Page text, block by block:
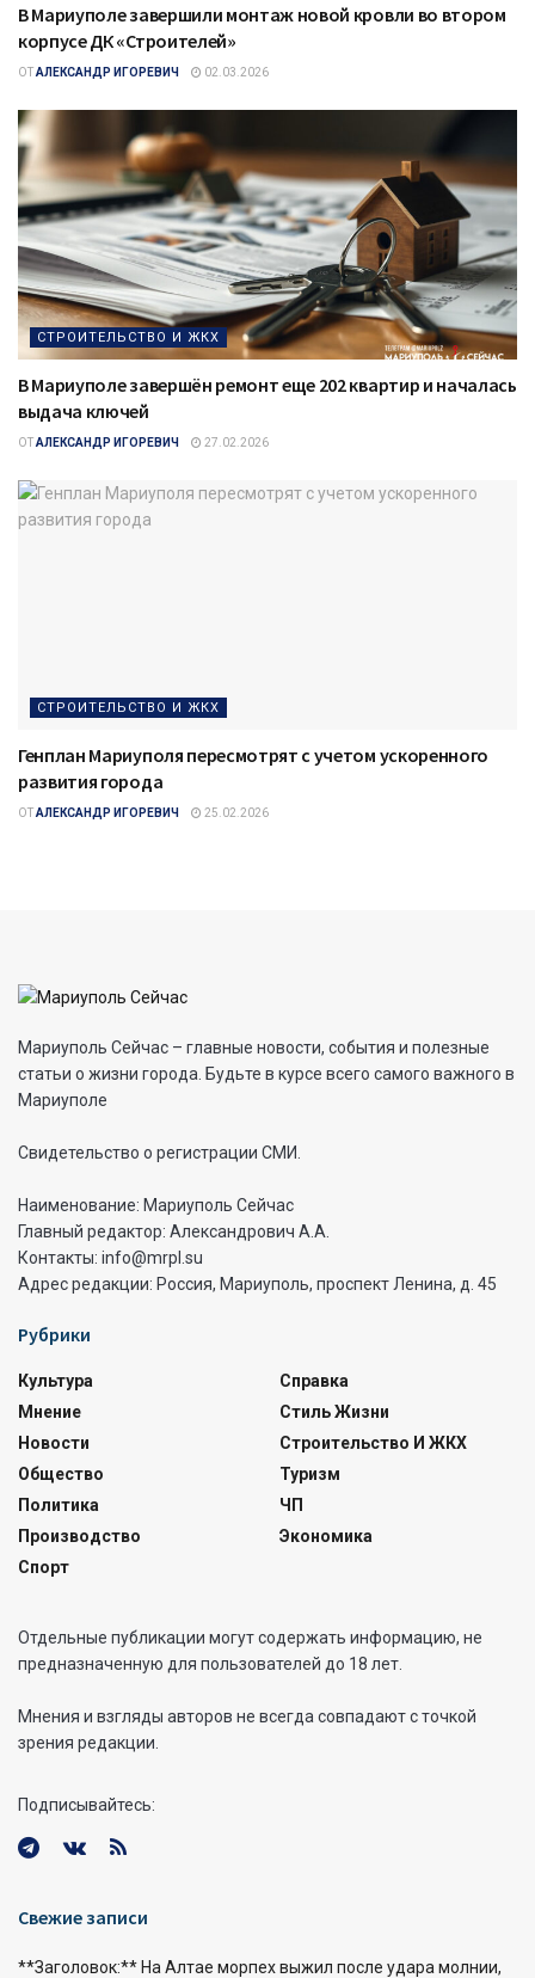
В Мариуполе завершили монтаж новой кровли во втором
корпусе ДК «Строителей»
ОТ АЛЕКСАНДР ИГОРЕВИЧ 02.03.2026
СТРОИТЕЛЬСТВО И ЖКХ
В Мариуполе завершён ремонт еще 202 квартир и началась
выдача ключей
ОТ АЛЕКСАНДР ИГОРЕВИЧ 27.02.2026
СТРОИТЕЛЬСТВО И ЖКХ
Генплан Мариуполя пересмотрят с учетом ускоренного
развития города
ОТ АЛЕКСАНДР ИГОРЕВИЧ 25.02.2026
Мариуполь Сейчас – главные новости, события и полезные
статьи о жизни города. Будьте в курсе всего самого важного в
Мариуполе
Свидетельство о регистрации СМИ.
Наименование: Мариуполь Сейчас
Главный редактор: Александрович А.А.
Контакты: info@mrpl.su
Адрес редакции: Россия, Мариуполь, проспект Ленина, д. 45
Рубрики
Культура
Мнение
Новости
Общество
Политика
Производство
Спорт
Справка
Стиль Жизни
Строительство И ЖКХ
Туризм
ЧП
Экономика
Отдельные публикации могут содержать информацию, не
предназначенную для пользователей до 18 лет.
Мнения и взгляды авторов не всегда совпадают с точкой
зрения редакции.
Подписывайтесь:
Свежие записи
**Заголовок:** На Алтае морпех выжил после удара молнии,